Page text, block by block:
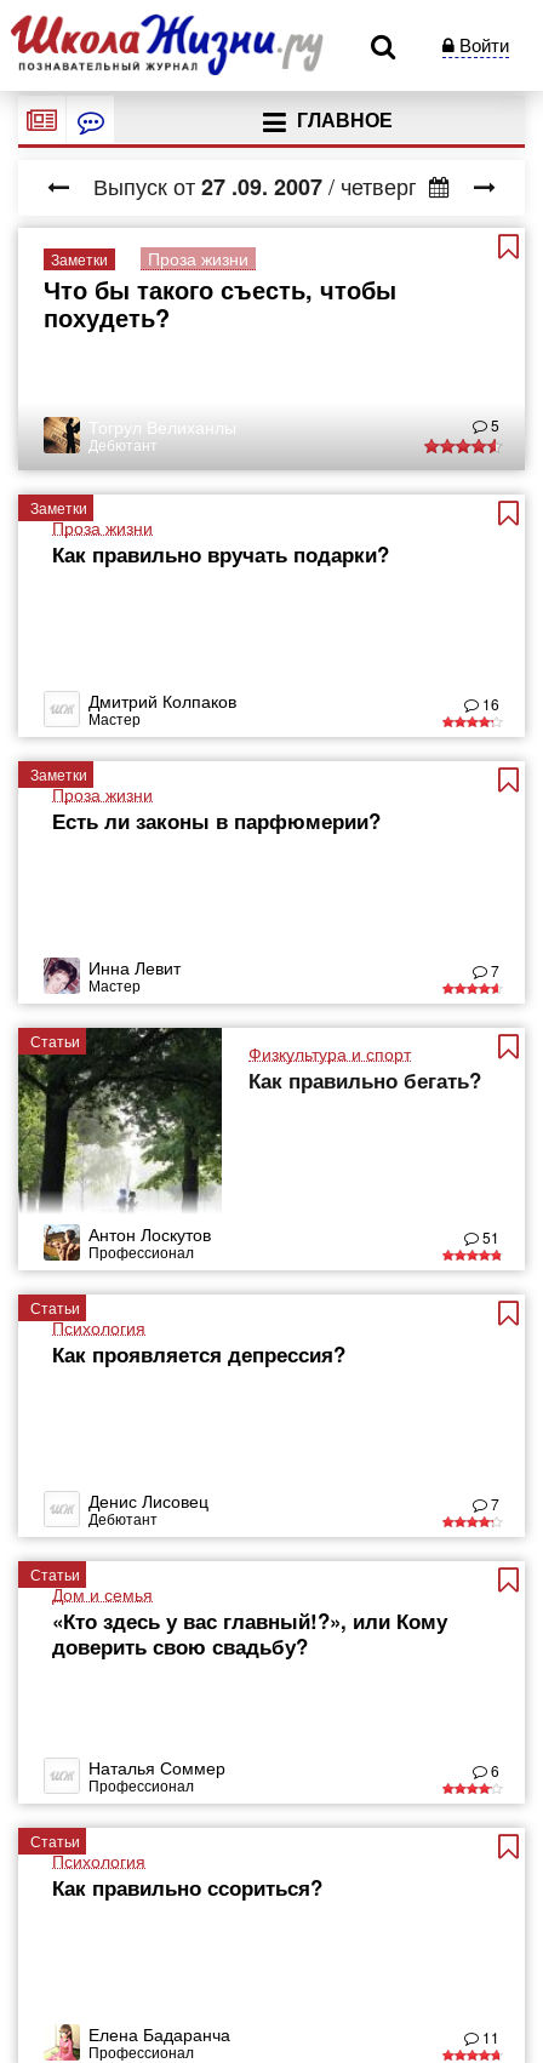
Войти
ГЛАВНОЕ
Выпуск от27 .09. 2007/ четверг
Заметки Проза жизни
Что бы такого съесть, чтобы
похудеть?
Тогрул Велиханлы
Дебютант
5
Заметки
Проза жизни
Как правильно вручать подарки?
Дмитрий Колпаков
Мастер
16
Заметки
Проза жизни
Есть ли законы в парфюмерии?
Инна Левит
Мастер
7
Статьи
Физкультура и спорт
Как правильно бегать?
Антон Лоскутов
Профессионал
51
Статьи
Психология
Как проявляется депрессия?
Денис Лисовец
Дебютант
7
Статьи
Дом и семья
«Кто здесь у вас главный!?», или Кому
доверить свою свадьбу?
Наталья Соммер
Профессионал
6
Статьи
Психология
Как правильно ссориться?
Елена Бадаранча
Профессионал
11